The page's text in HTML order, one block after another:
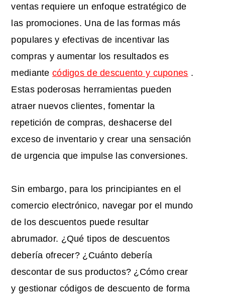
ventas requiere un enfoque estratégico de
las promociones. Una de las formas más
populares y efectivas de incentivar las
compras y aumentar los resultados es
mediante códigos de descuento y cupones .
Estas poderosas herramientas pueden
atraer nuevos clientes, fomentar la
repetición de compras, deshacerse del
exceso de inventario y crear una sensación
de urgencia que impulse las conversiones.
Sin embargo, para los principiantes en el
comercio electrónico, navegar por el mundo
de los descuentos puede resultar
abrumador. ¿Qué tipos de descuentos
debería ofrecer? ¿Cuánto debería
descontar de sus productos? ¿Cómo crear
y gestionar códigos de descuento de forma